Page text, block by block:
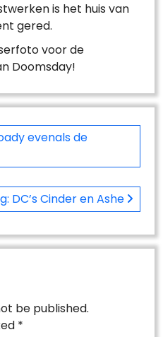
is het huis van
gered.
voor de
Doomsday!
evenals de
DC’s Cinder en Ashe
be published.
*